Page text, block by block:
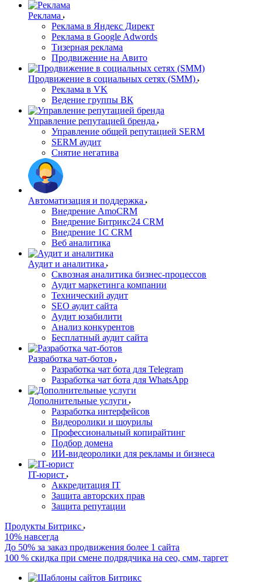
Реклама
Реклама в Яндекс Директ
Реклама в Google Adwords
Тизерная реклама
Продвижение на Авито
Продвижение в социальных сетях (SMM)
Реклама в VK
Ведение группы ВК
Управление репутацией бренда
Управление общей репутацией SERM
SERM аудит
Снятие негатива
Автоматизация и поддержка
Внедрение AmoCRM
Внедрение Битрикс24 CRM
Внедрение 1C CRM
Веб аналитика
Аудит и аналитика
Сквозная аналитика бизнес-процессов
Аудит маркетинга компании
Технический аудит
SEO аудит сайта
Аудит юзабилити
Анализ конкурентов
Бесплатный аудит сайта
Разработка чат-ботов
Разработка чат бота для Telegram
Разработка чат бота для WhatsApp
Дополнительные услуги
Разработка интерфейсов
Видеоролики и шоурилы
Профессиональный копирайтинг
Подбор домена
ИИ-видеоролики для рекламы и бизнеса
IT-юрист
Аккредитация IT
Защита авторских прав
Защита репутации
Продукты Битрикс
10% навсегда
До 50% за заказ продвижения более 1 сайта
100 % скидка при смене подрядчика на сео, смм, таргет